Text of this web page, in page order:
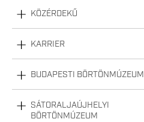
KÖZÉRDEKŰ
KARRIER
BUDAPESTI BÖRTÖNMÚZEUM
SÁTORALJAÚJHELYI
BÖRTÖNMÚZEUM